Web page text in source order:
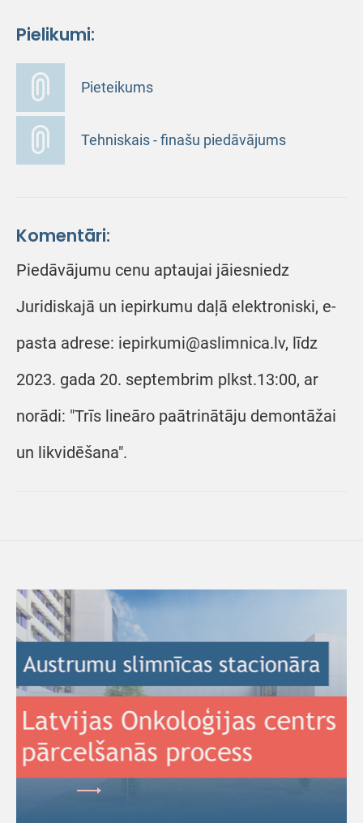
Pielikumi:
Pieteikums
Tehniskais - finašu piedāvājums
Komentāri:
Piedāvājumu cenu aptaujai jāiesniedz
Juridiskajā un iepirkumu daļā elektroniski, e-
pasta adrese: iepirkumi@aslimnica.lv, līdz
2023. gada 20. septembrim plkst.13:00, ar
norādi: "Trīs lineāro paātrinātāju demontāžai
un likvidēšana".